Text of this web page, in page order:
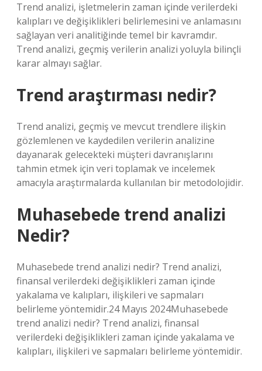
Trend analizi, işletmelerin zaman içinde verilerdeki
kalıpları ve değişiklikleri belirlemesini ve anlamasını
sağlayan veri analitiğinde temel bir kavramdır.
Trend analizi, geçmiş verilerin analizi yoluyla bilinçli
karar almayı sağlar.
Trend araştırması nedir?
Trend analizi, geçmiş ve mevcut trendlere ilişkin
gözlemlenen ve kaydedilen verilerin analizine
dayanarak gelecekteki müşteri davranışlarını
tahmin etmek için veri toplamak ve incelemek
amacıyla araştırmalarda kullanılan bir metodolojidir.
Muhasebede trend analizi
Nedir?
Muhasebede trend analizi nedir? Trend analizi,
finansal verilerdeki değişiklikleri zaman içinde
yakalama ve kalıpları, ilişkileri ve sapmaları
belirleme yöntemidir.24 Mayıs 2024Muhasebede
trend analizi nedir? Trend analizi, finansal
verilerdeki değişiklikleri zaman içinde yakalama ve
kalıpları, ilişkileri ve sapmaları belirleme yöntemidir.